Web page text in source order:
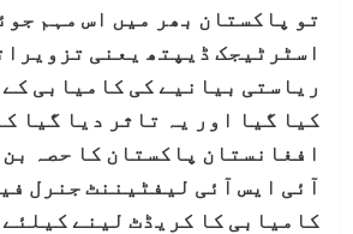
تو پاکستان بھر میں اس مہم
اسٹرٹیجک ڈیپتھ یعنی
ریاستی بیانیے کی کامیابی
کیا گیا اور یہ تاثر دیا گیا
افغانستان پاکستان کا حصہ
آئی ایس آئی لیفٹیننٹ جنرل
کامیابی کا کریڈٹ لینے